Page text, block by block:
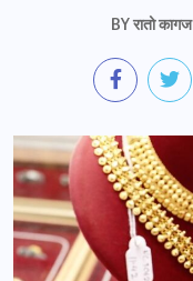
BYरातो कागज